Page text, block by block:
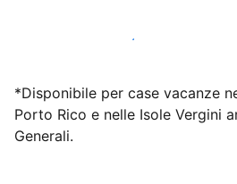
Inizia subito a lavorare con noi
*Disponibile per case vacanze
Porto Rico e nelle Isole Vergini
Generali.